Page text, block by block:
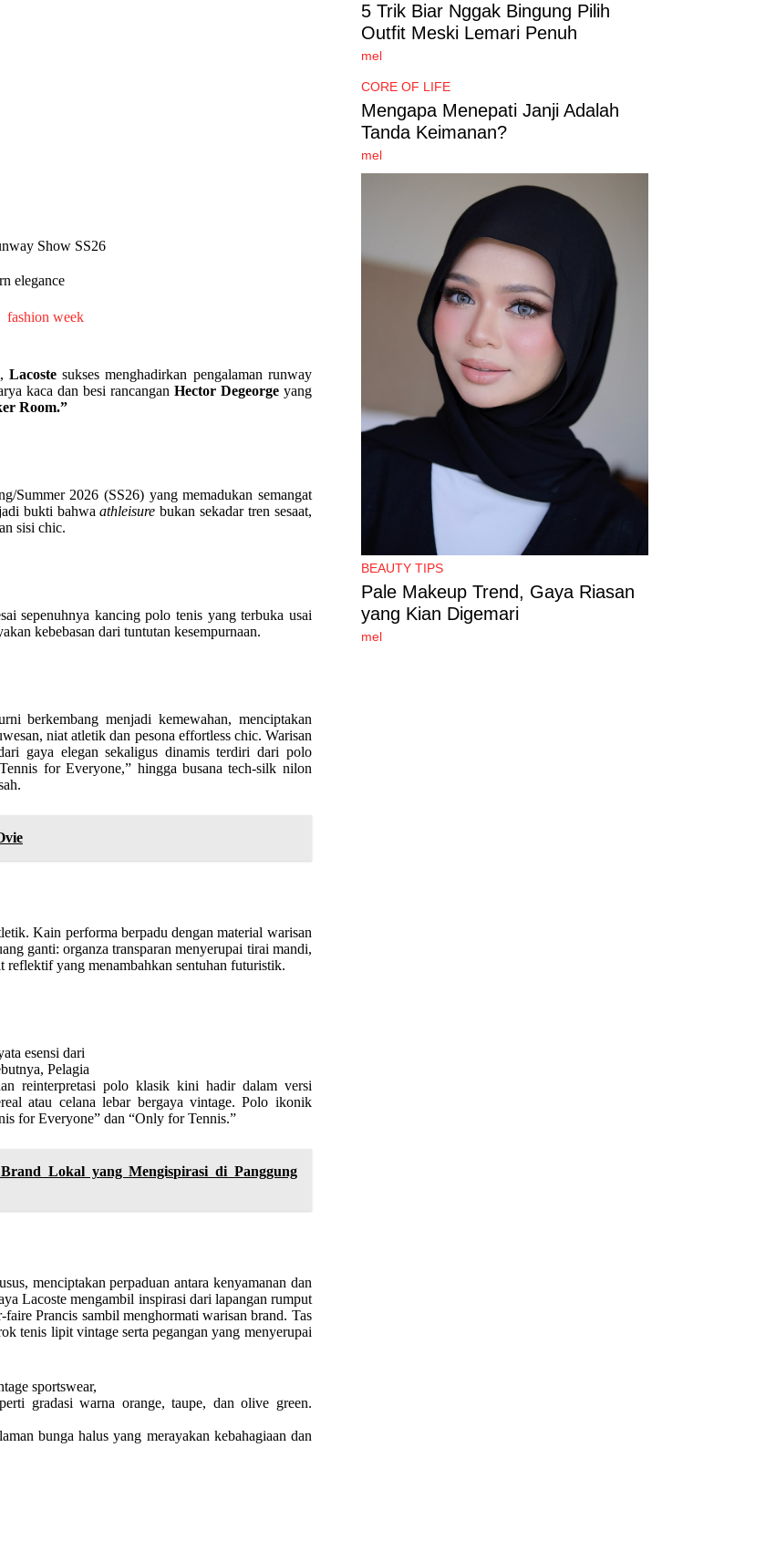
Show SS26
elegance
fashion week
,Lacoste sukses menghadirkan pengalaman runway
kaca dan besi rancangan Hector Degeorgeyang
Room.”
Summer 2026 (SS26) yang memadukan semangat
bukti bahwaathleisure bukan sekadar tren sesaat,
sisi chic.
sepenuhnya kancing polo tenis yang terbuka usai
kebebasan dari tuntutan kesempurnaan.
berkembang menjadi kemewahan, menciptakan
niat atletik dan pesona effortless chic. Warisan
gaya elegan sekaligus dinamis terdiri dari polo
for Everyone,” hingga busana tech-silk nilon
Kain performa berpadu dengan material warisan
ganti: organza transparan menyerupai tirai mandi,
yang menambahkan sentuhan futuristik.
esensi dari
Pelagia
reinterpretasi polo klasik kini hadir dalam versi
atau celana lebar bergaya vintage. Polo ikonik
for Everyone” dan “Only for Tennis.”
Lokal yang Mengispirasi di Panggung
menciptakan perpaduan antara kenyamanan dan
Lacoste mengambil inspirasi dari lapangan rumput
Prancis sambil menghormati warisan brand. Tas
tenis lipit vintage serta pegangan yang menyerupai
sportswear,
gradasi warna orange, taupe, dan olive green.
bunga halus yang merayakan kebahagiaan dan
5 Trik Biar Nggak Bingung Pilih
Outfit Meski Lemari Penuh
mel
CORE OF LIFE
Mengapa Menepati Janji Adalah
Tanda Keimanan?
mel
BEAUTY TIPS
Pale Makeup Trend, Gaya Riasan
yang Kian Digemari
mel